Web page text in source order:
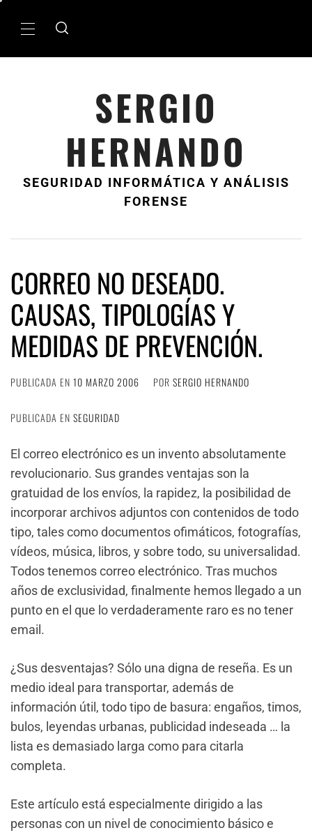
MenÃº
SERGIO
HERNANDO
SEGURIDAD INFORMÁTICA Y ANÁLISIS
FORENSE
CORREO NO DESEADO.
CAUSAS, TIPOLOGÍAS Y
MEDIDAS DE PREVENCIÓN.
PUBLICADA EN 10 MARZO 2006 POR SERGIO HERNANDO
PUBLICADA EN SEGURIDAD
El correo electrónico es un invento absolutamente
revolucionario. Sus grandes ventajas son la
gratuidad de los envíos, la rapidez, la posibilidad de
incorporar archivos adjuntos con contenidos de todo
tipo, tales como documentos ofimáticos, fotografías,
vídeos, música, libros, y sobre todo, su universalidad.
Todos tenemos correo electrónico. Tras muchos
años de exclusividad, finalmente hemos llegado a un
punto en el que lo verdaderamente raro es no tener
email.
¿Sus desventajas? Sólo una digna de reseña. Es un
medio ideal para transportar, además de
información útil, todo tipo de basura: engaños, timos,
bulos, leyendas urbanas, publicidad indeseada … la
lista es demasiado larga como para citarla
completa.
Este artículo está especialmente dirigido a las
personas con un nivel de conocimiento básico e